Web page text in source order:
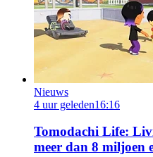
Nieuws
4 uur geleden16:16
Tomodachi Life:
meer dan 8 miljoen